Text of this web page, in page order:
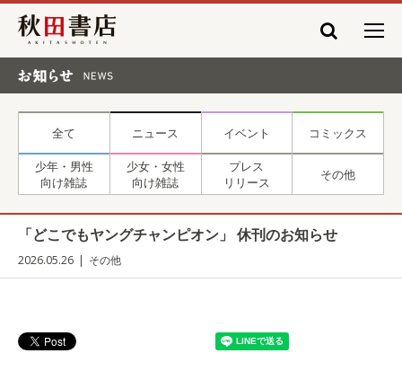
秋田書店
全て ニュース イベント コミックス
少年・男性
向け雑誌
少女・女性
向け雑誌
プレス
リリース
その他
「どこでもヤングチャンピオン」 休刊のお知らせ
2026.05.26 その他